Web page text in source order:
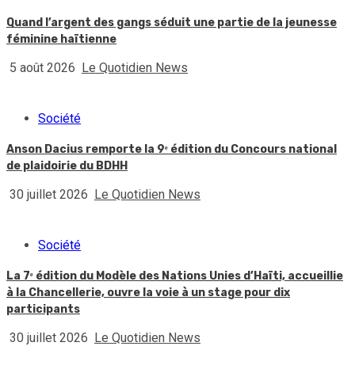
Quand l’argent des gangs séduit une partie de la jeunesse
féminine haïtienne
5 août 2026 Le Quotidien News
Société
Anson Dacius remporte la 9ᵉ édition du Concours national
de plaidoirie du BDHH
30 juillet 2026 Le Quotidien News
Société
La 7ᵉ édition du Modèle des Nations Unies d’Haïti, accueillie
à la Chancellerie, ouvre la voie à un stage pour dix
participants
30 juillet 2026 Le Quotidien News